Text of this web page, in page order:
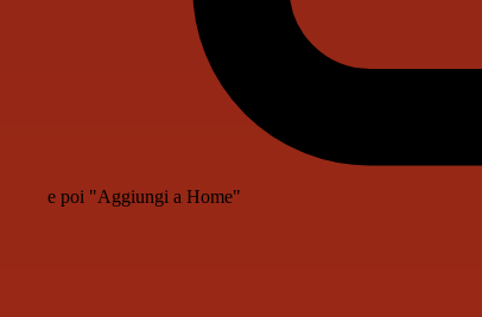
e poi "Aggiungi a Home"